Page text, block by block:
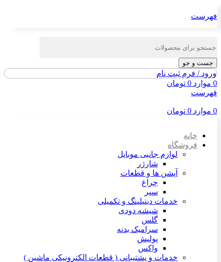
فهرست
جست و جو
ورود / فرم ثبت نام
0 موارد 0 تومان
فهرست
0 موارد 0 تومان
خانه
فروشگاه
لوازم جانبی موبایل
شارژر
آپشن ها و قطعات
چراغ
سپر
خدمات دیتیلینگ و تکمیلی
شیشه دودی
گلس
سرامیک بدنه
پولیش
واکس
خدمات و پشتیبانی ( قطعات الکترونیکی ماشین )